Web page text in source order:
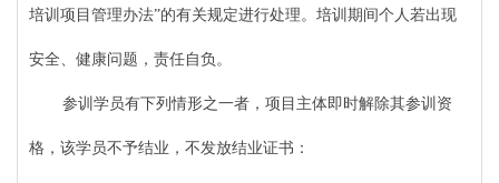
培训项目管理办法”的有关规定进行处理。培训期间个人若出现
安全、健康问题，责任自负。
参训学员有下列情形之一者，项目主体即时解除其参训资
格，该学员不予结业，不发放结业证书：